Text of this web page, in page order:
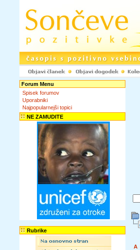
Forum Menu
Spisek forumov
Uporabniki
Najpopularnejši topici
NE ZAMUDITE
Rubrike
A